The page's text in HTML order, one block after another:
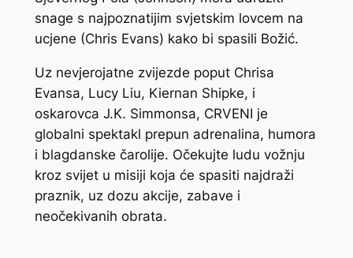
snage s najpoznatijim svjetskim lovcem na
ucjene (Chris Evans) kako bi spasili Božić.
Uz nevjerojatne zvijezde poput Chrisa
Evansa, Lucy Liu, Kiernan Shipke, i
oskarovca J.K. Simmonsa, CRVENI je
globalni spektakl prepun adrenalina, humora
i blagdanske čarolije. Očekujte ludu vožnju
kroz svijet u misiji koja će spasiti najdraži
praznik, uz dozu akcije, zabave i
neočekivanih obrata.